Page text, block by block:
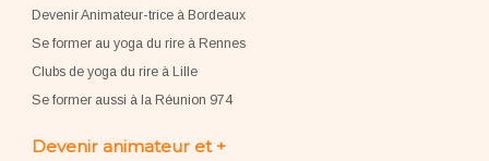
Devenir Animateur-trice à Bordeaux
Se former au yoga du rire à Rennes
Clubs de yoga du rire à Lille
Se former aussi à la Réunion 974
Devenir animateur et +